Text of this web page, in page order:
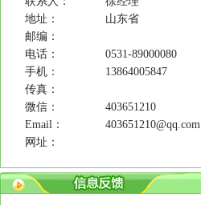
地址：
山东省
邮编：
电话：
0531-89000080
手机：
13864005847
传真：
微信：
403651210
Email：
403651210@qq.com
网址：